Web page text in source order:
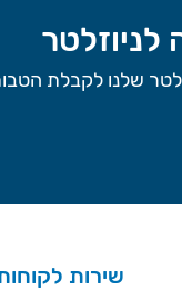
שלנו לקבלת
שירות